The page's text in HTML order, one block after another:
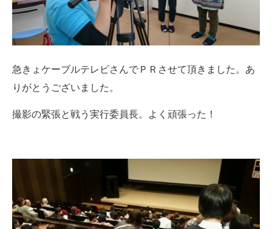
急きょケーブルテレビさんでＰＲさせて頂きました。あ
りがとうございました。
撮影の緊張と戦う実行委員長。よく頑張った！